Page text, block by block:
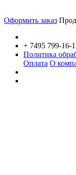
Оформить заказ
+ 7495 799-16-
Политика
Оплата О